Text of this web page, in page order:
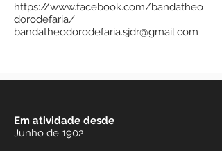
https://www.facebook.com/bandatheo
dorodefaria/
bandatheodorodefaria.sjdr@gmail.com
Em atividade desde
Junho de 1902